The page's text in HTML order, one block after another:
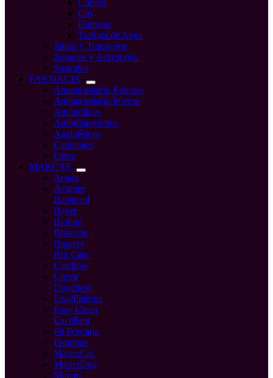
Conejo
Cuy
Hamster
Tortuga de Agua
Jaulas y Transporte
Juguetes y Accesorios
Sustratos
FARMACIA
Antiparasitario Externo
Antiparasitario Interno
Antibióticos
Antinflamatorios
Analgésicos
Calmantes
Otros
MARCAS
Acana
Acomer
Balanced
Bayer
Bioline
Bravecto
Bravery
Brit Care
Catchow
Cremi
Dogchow
DragPharma
Easy Clean
Excellent
Fit Formula
Frontline
MasterCat
MasterDog
Mazuri